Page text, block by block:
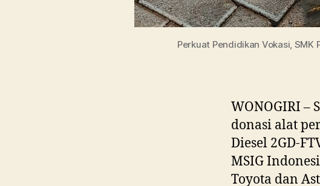
Perkuat Pendidikan Vokasi,
WONOGIRI –
donasi alat
Diesel 2GD-
MSIG
Toyota dan